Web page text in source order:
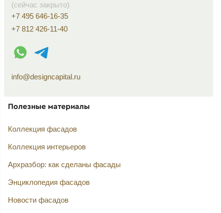
(сейчас закрыто)
+7 495 646-16-35
+7 812 426-11-40
WhatsApp контакт
Telegram контакт
info@designcapital.ru
Полезные материалы
Коллекция фасадов
Коллекция интерьеров
Архразбор: как сделаны фасады
Энциклопедия фасадов
Новости фасадов